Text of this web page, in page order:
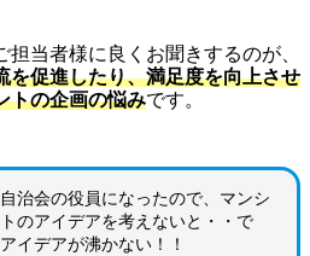
当者様に良くお聞きするのが、
を促進したり、満足度を向上させ
トの企画の悩みです。
治会の役員になったので、マンシ
のアイデアを考えないと・・で
イデアが沸かない！！